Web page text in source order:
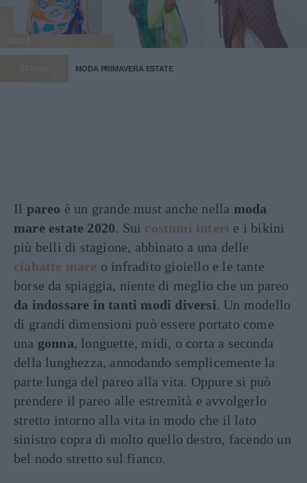
MODA
STORIA MODA PRIMAVERA ESTATE
Il pareo è un grande must anche nella moda
mare estate 2020. Sui costumi interi e i bikini
più belli di stagione, abbinato a una delle
ciabatte mare o infradito gioiello e le tante
borse da spiaggia, niente di meglio che un pareo
da indossare in tanti modi diversi. Un modello
di grandi dimensioni può essere portato come
una gonna, longuette, midi, o corta a seconda
della lunghezza, annodando semplicemente la
parte lunga del pareo alla vita. Oppure si può
prendere il pareo alle estremità e avvolgerlo
stretto intorno alla vita in modo che il lato
sinistro copra di molto quello destro, facendo un
bel nodo stretto sul fianco.